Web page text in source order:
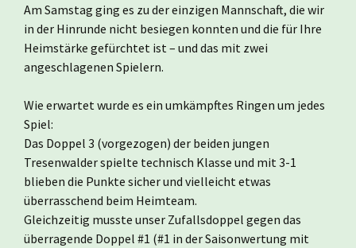
Am Samstag ging es zu der einzigen Mannschaft, die wir
in der Hinrunde nicht besiegen konnten und die für Ihre
Heimstärke gefürchtet ist – und das mit zwei
angeschlagenen Spielern.
Wie erwartet wurde es ein umkämpftes Ringen um jedes
Spiel:
Das Doppel 3 (vorgezogen) der beiden jungen
Tresenwalder spielte technisch Klasse und mit 3-1
blieben die Punkte sicher und vielleicht etwas
überrasschend beim Heimteam.
Gleichzeitig musste unser Zufallsdoppel gegen das
überragende Doppel #1 (#1 in der Saisonwertung mit